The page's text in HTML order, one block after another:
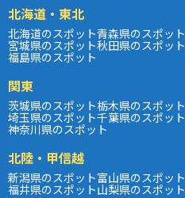
北海道・東北
北海道のスポット青森県のスポット
宮城県のスポット秋田県のスポット
福島県のスポット
関東
茨城県のスポット栃木県のスポット
埼玉県のスポット千葉県のスポット
神奈川県のスポット
北陸・甲信越
新潟県のスポット富山県のスポット
福井県のスポット山梨県のスポット